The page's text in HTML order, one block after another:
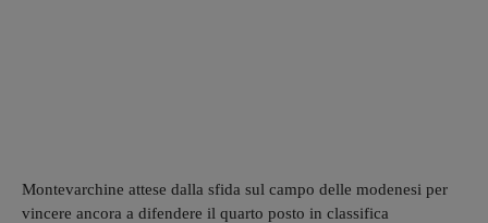
Montevarchine attese dalla sfida sul campo delle modenesi per
vincere ancora a difendere il quarto posto in classifica